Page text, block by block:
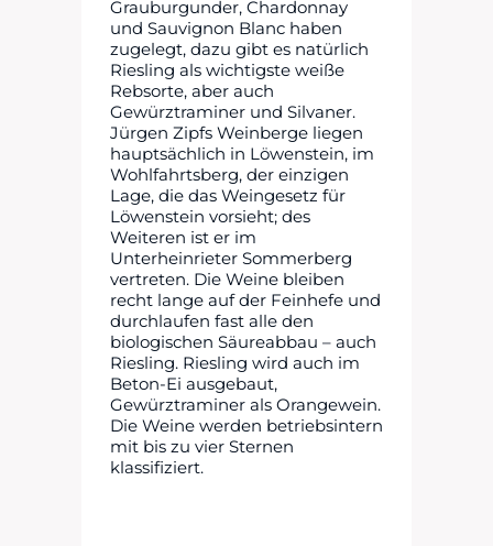
Grauburgunder, Chardonnay
und Sauvignon Blanc haben
zugelegt, dazu gibt es natürlich
Riesling als wichtigste weiße
Rebsorte, aber auch
Gewürztraminer und Silvaner.
Jürgen Zipfs Weinberge liegen
hauptsächlich in Löwenstein, im
Wohlfahrtsberg, der einzigen
Lage, die das Weingesetz für
Löwenstein vorsieht; des
Weiteren ist er im
Unterheinrieter Sommerberg
vertreten. Die Weine bleiben
recht lange auf der Feinhefe und
durchlaufen fast alle den
biologischen Säureabbau – auch
Riesling. Riesling wird auch im
Beton-Ei ausgebaut,
Gewürztraminer als Orangewein.
Die Weine werden betriebsintern
mit bis zu vier Sternen
klassifiziert.